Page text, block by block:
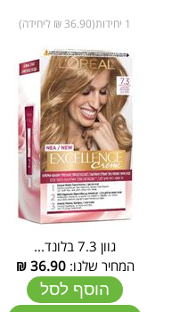
1 יחידות(36.90 ₪ ליחידה)
גוון 7.3 בלונד...
המחיר שלנו:36.90
₪
הוסף לסל